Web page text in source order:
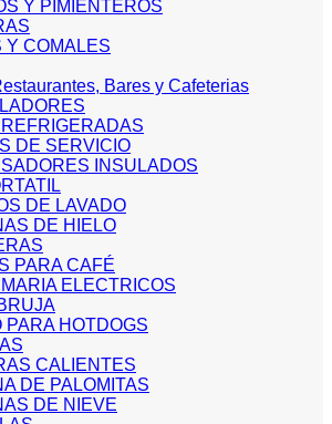
Y PIMIENTEROS
Y COMALES
Bares y Cafeterias
DE SERVICIO
INSULADOS
DE LAVADO
DE HIELO
PARA CAFÉ
ELECTRICOS
PARA HOTDOGS
CALIENTES
DE PALOMITAS
DE NIEVE